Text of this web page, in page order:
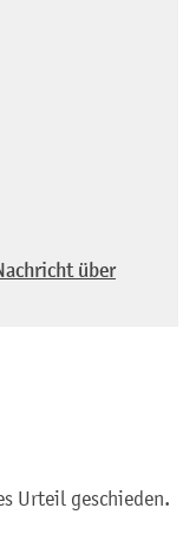
über
Urteil geschieden.